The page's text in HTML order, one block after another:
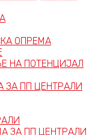
ОПРЕМА
НА ПОТЕНЦИЈАЛ
ЗА ПП ЦЕНТРАЛИ
ЗА ПП ЦЕНТРАЛИ